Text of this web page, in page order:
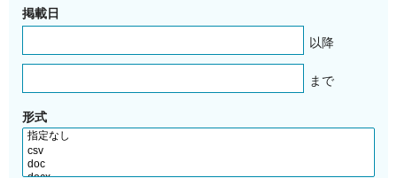
掲載日
以降
まで
形式